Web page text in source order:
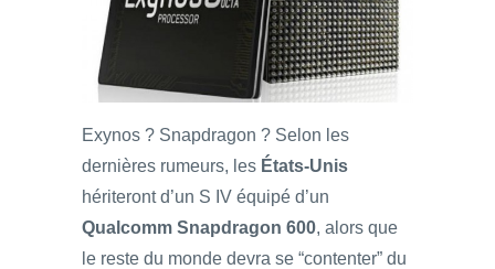
Exynos ? Snapdragon ? Selon les
dernières rumeurs, les États-Unis
hériteront d’un S IV équipé d’un
Qualcomm Snapdragon 600, alors que
le reste du monde devra se “contenter” du